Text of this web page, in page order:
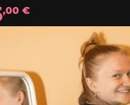
,00€